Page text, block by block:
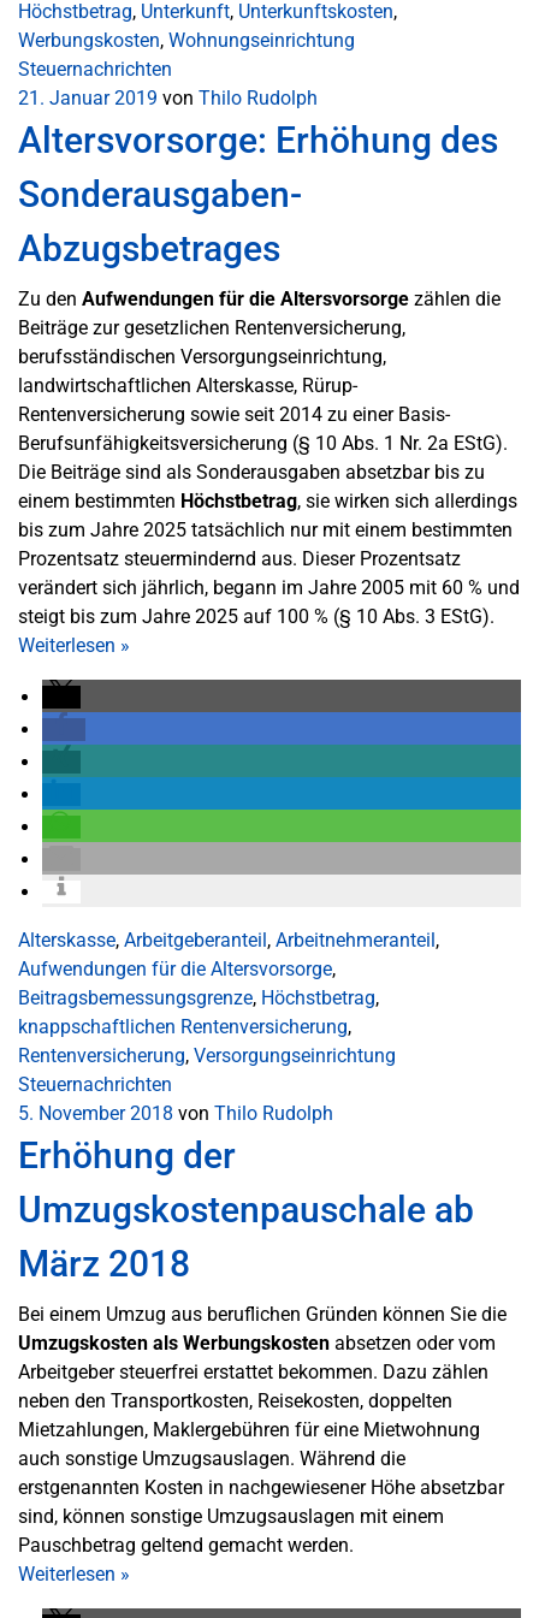
Höchstbetrag, Unterkunft, Unterkunftskosten,
Werbungskosten, Wohnungseinrichtung
Steuernachrichten
21. Januar 2019 von Thilo Rudolph
Altersvorsorge: Erhöhung des
Sonderausgaben-
Abzugsbetrages
Zu den Aufwendungen für die Altersvorsorge zählen die
Beiträge zur gesetzlichen Rentenversicherung,
berufsständischen Versorgungseinrichtung,
landwirtschaftlichen Alterskasse, Rürup-
Rentenversicherung sowie seit 2014 zu einer Basis-
Berufsunfähigkeitsversicherung (§ 10 Abs. 1 Nr. 2a EStG).
Die Beiträge sind als Sonderausgaben absetzbar bis zu
einem bestimmten Höchstbetrag, sie wirken sich allerdings
bis zum Jahre 2025 tatsächlich nur mit einem bestimmten
Prozentsatz steuermindernd aus. Dieser Prozentsatz
verändert sich jährlich, begann im Jahre 2005 mit 60 % und
steigt bis zum Jahre 2025 auf 100 % (§ 10 Abs. 3 EStG).
Weiterlesen »
Alterskasse, Arbeitgeberanteil, Arbeitnehmeranteil,
Aufwendungen für die Altersvorsorge,
Beitragsbemessungsgrenze, Höchstbetrag,
knappschaftlichen Rentenversicherung,
Rentenversicherung, Versorgungseinrichtung
Steuernachrichten
5. November 2018 von Thilo Rudolph
Erhöhung der
Umzugskostenpauschale ab
März 2018
Bei einem Umzug aus beruflichen Gründen können Sie die
Umzugskosten als Werbungskosten absetzen oder vom
Arbeitgeber steuerfrei erstattet bekommen. Dazu zählen
neben den Transportkosten, Reisekosten, doppelten
Mietzahlungen, Maklergebühren für eine Mietwohnung
auch sonstige Umzugsauslagen. Während die
erstgenannten Kosten in nachgewiesener Höhe absetzbar
sind, können sonstige Umzugsauslagen mit einem
Pauschbetrag geltend gemacht werden.
Weiterlesen »